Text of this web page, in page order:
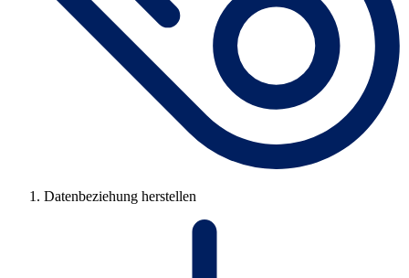
Datenbeziehung herstellen